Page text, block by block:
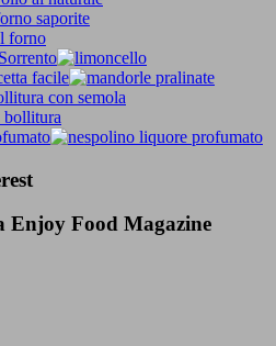
saporite
facile
con semola
Enjoy Food Magazine